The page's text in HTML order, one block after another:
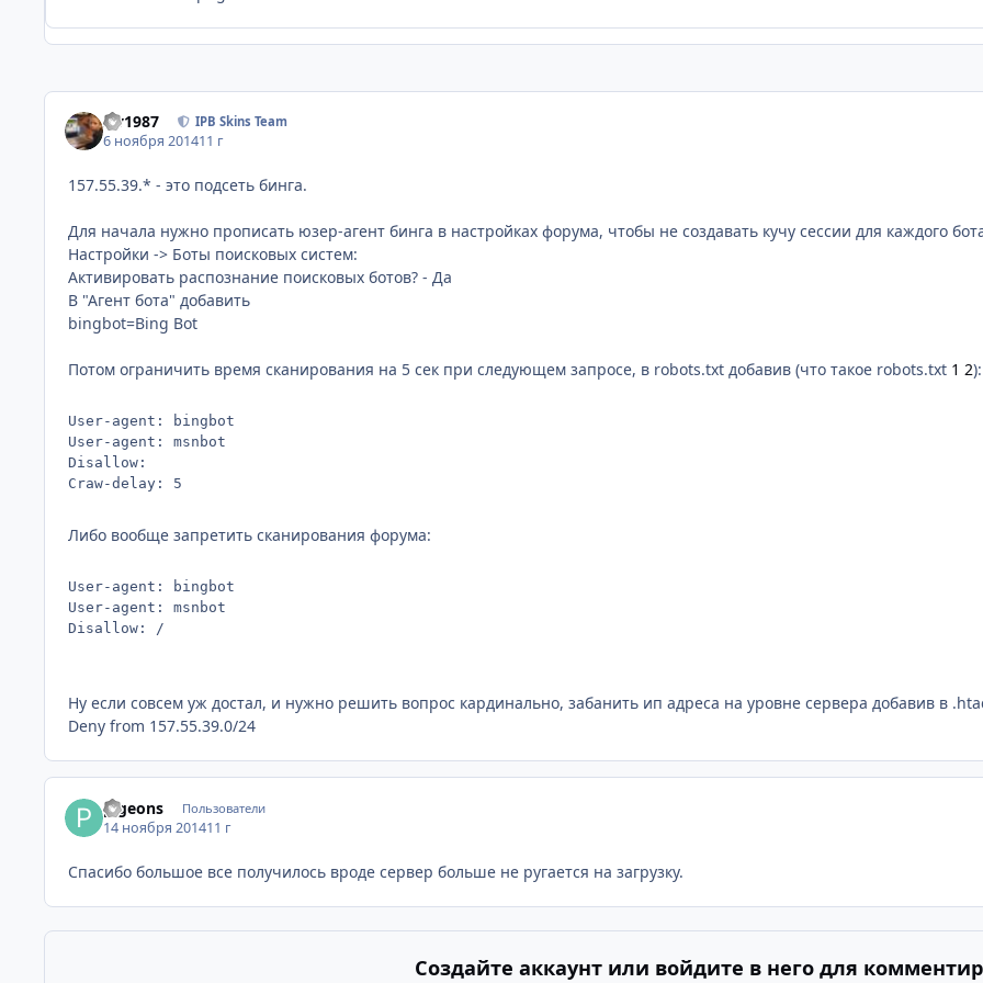
siv1987 IPB Skins Team
6 ноября 201411 г
157.55.39.* - это подсеть бинга.
Для начала нужно прописать юзер-агент бинга в настройках форума, чтобы не создавать кучу сессии для каждого
Настройки -> Боты поисковых систем:
Активировать распознание поисковых ботов? - Да
В "Агент бота" добавить
bingbot=Bing Bot
Потом ограничить время сканирования на 5 сек при следующем запросе, в robots.txt добавив (что такое robots.txt 1 2):
User-agent: bingbot
User-agent: msnbot
Disallow:
Craw-delay: 5
Либо вообще запретить сканирования форума:
User-agent: bingbot
User-agent: msnbot
Disallow: /
Ну если совсем уж достал, и нужно решить вопрос кардинально, забанить ип адреса на уровне сервера добавив в
Deny from 157.55.39.0/24
pigeons Пользователи
14 ноября 201411 г
Спасибо большое все получилось вроде сервер больше не ругается на загрузку.
Создайте аккаунт или войдите в него для